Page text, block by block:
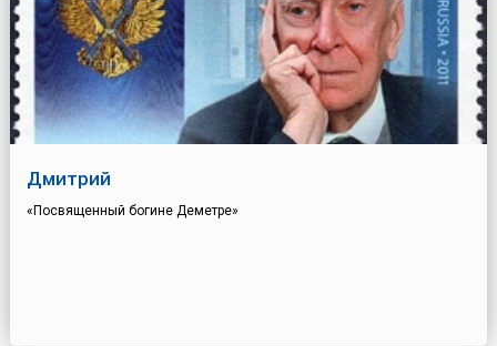
Дмитрий
«Посвященный богине Деметре»